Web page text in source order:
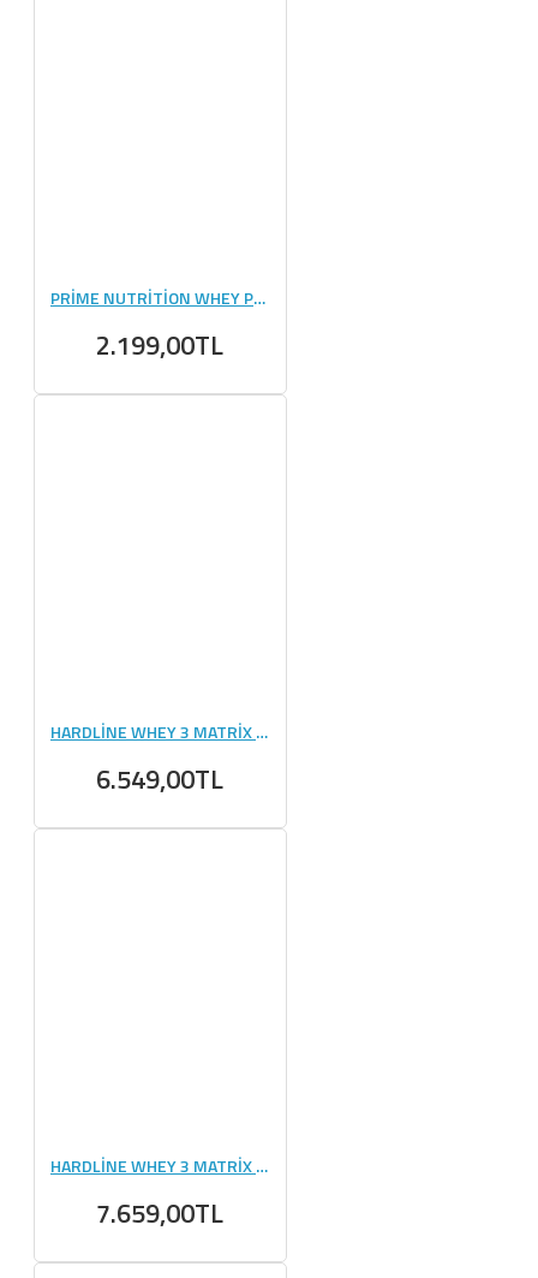
PRİME NUTRİTİON WHEY PROTEİN 990 GR
2.199,00TL
HARDLİNE WHEY 3 MATRİX 2300 GR
6.549,00TL
HARDLİNE WHEY 3 MATRİX 2340 GR - 78 PAKET
7.659,00TL